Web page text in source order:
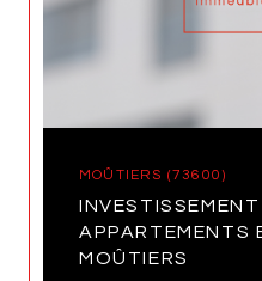
MOÛTIERS (73600)
APPARTEMENTS
MOÛTIERS